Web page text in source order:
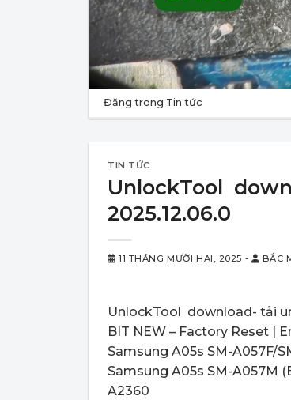
Đăng trong Tin tức
TIN TỨC
UnlockTool
2025.12.06.0
11 THÁNG MƯỜI HAI, 2025 - BẮC
UnlockTool download- tải
BIT NEW – Factory Reset |
Samsung A05s SM-A057F/
Samsung A05s SM-A057M
A2360